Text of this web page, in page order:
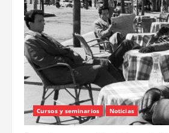
Cursos y seminarios Noticias